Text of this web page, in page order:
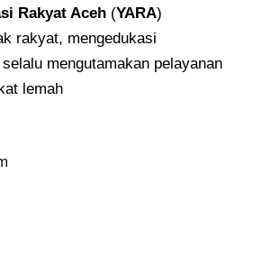
Rakyat Aceh (YARA)
rakyat, mengedukasi
mengutamakan pelayanan
lemah